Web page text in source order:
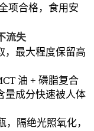
项合格，食用安
流失
，最大程度保留高
油 + 磷脂复合
量成分快速被人体
隔绝光照氧化，